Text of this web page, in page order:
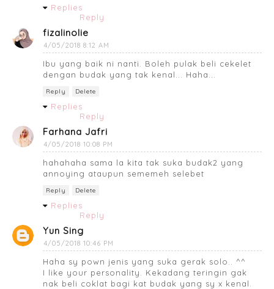
Replies
Reply
fizalinolie
4/05/2018 8:12 AM
Ibu yang baik ni nanti. Boleh pulak beli cekelet
dengan budak yang tak kenal... Haha...
Reply Delete
Replies
Reply
Farhana Jafri
4/05/2018 10:08 PM
hahahaha sama la kita tak suka budak2 yang
annoying ataupun sememeh selebet
Reply Delete
Replies
Reply
Yun Sing
4/05/2018 10:46 PM
Haha sy pown jenis yang suka gerak solo.. ^^
I like your personality. Kekadang teringin gak
nak beli coklat bagi kat budak yang sy x kenal.